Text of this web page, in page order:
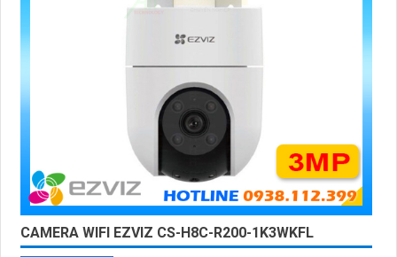
CAMERA WIFI EZVIZ CS-H8C-R200-1K3WKFL